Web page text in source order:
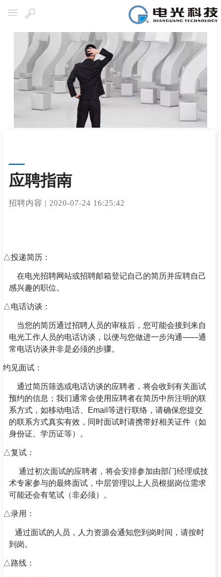
导航 搜
应聘指南
招聘内容 | 2020-07-24 16:25:42
△投递简历：
在电光招聘网站或招聘邮箱登记自己的简历并应聘自己
感兴趣的职位。
△电话访谈：
当您的简历通过招聘人员的审核后，您可能会接到来自
电光工作人员的电话访谈，以便与您做进一步沟通——通
常电话访谈并非是必须的步骤。
约见面试：
通过简历筛选或电话访谈的应聘者，将会收到有关面试
预约的信息；我们通常会使用应聘者在简历中所注明的联
系方式，如移动电话、Email等进行联络，请确保您提交
的联系方式真实有效，同时面试时请携带好相关证件（如
身份证、学历证等）。
△复试：
通过初次面试的应聘者，将会安排参加由部门经理或技
术专家参与的最终面试，中层管理以上人员根据岗位需求
可能还会有笔试（非必须）。
△录用：
通过面试的人员，人力资源会通知您到岗时间，请按时
到岗。
△路线：